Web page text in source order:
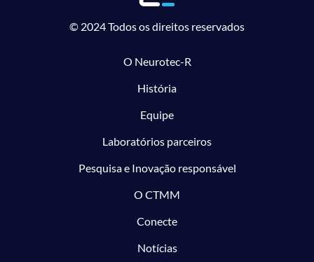
© 2024 Todos os direitos reservados
O Neurotec-R
História
Equipe
Laboratórios parceiros
Pesquisa e Inovação responsável
O CTMM
Conecte
Notícias